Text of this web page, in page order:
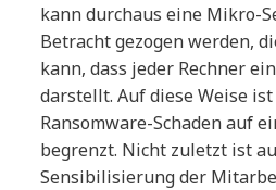
kann durchaus eine Mikro-
Betracht gezogen werden,
kann, dass jeder Rechner
darstellt. Auf diese Weise
Ransomware-Schaden auf
begrenzt. Nicht zuletzt ist
Sensibilisierung der